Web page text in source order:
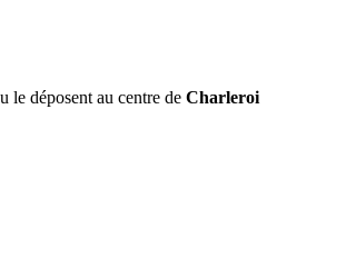
le déposent au centre de Charleroi